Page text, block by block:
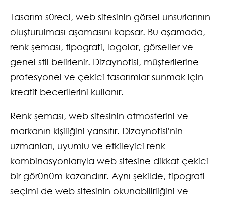
Tasarım süreci, web sitesinin görsel unsurlarının
oluşturulması aşamasını kapsar. Bu aşamada,
renk şeması, tipografi, logolar, görseller ve
genel stil belirlenir. Dizaynofisi, müşterilerine
profesyonel ve çekici tasarımlar sunmak için
kreatif becerilerini kullanır.
Renk şeması, web sitesinin atmosferini ve
markanın kişiliğini yansıtır. Dizaynofisi'nin
uzmanları, uyumlu ve etkileyici renk
kombinasyonlarıyla web sitesine dikkat çekici
bir görünüm kazandırır. Aynı şekilde, tipografi
seçimi de web sitesinin okunabilirliğini ve